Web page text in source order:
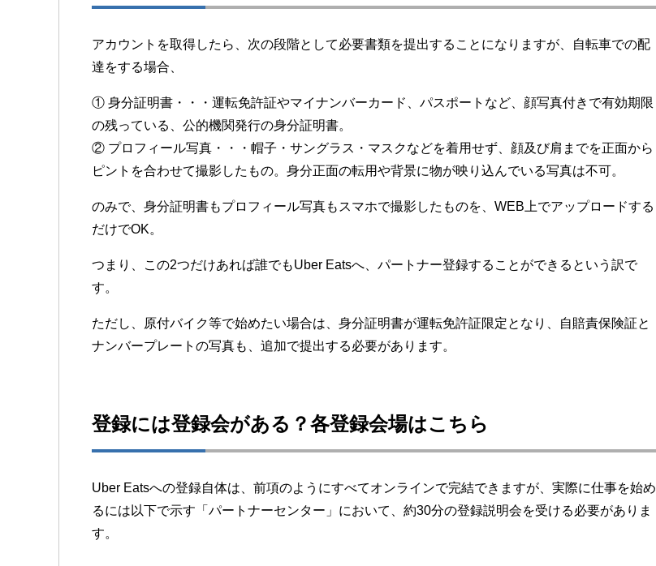
アカウントを取得したら、次の段階として必要書類を提出することになりますが、自転車での配
達をする場合、
① 身分証明書・・・運転免許証やマイナンバーカード、パスポートなど、顔写真付きで有効期限
の残っている、公的機関発行の身分証明書。
② プロフィール写真・・・帽子・サングラス・マスクなどを着用せず、顔及び肩までを正面から
ピントを合わせて撮影したもの。身分正面の転用や背景に物が映り込んでいる写真は不可。
のみで、身分証明書もプロフィール写真もスマホで撮影したものを、WEB上でアップロードする
だけでOK。
つまり、この2つだけあれば誰でもUber Eatsへ、パートナー登録することができるという訳で
す。
ただし、原付バイク等で始めたい場合は、身分証明書が運転免許証限定となり、自賠責保険証と
ナンバープレートの写真も、追加で提出する必要があります。
登録には登録会がある？各登録会場はこちら
Uber Eatsへの登録自体は、前項のようにすべてオンラインで完結できますが、実際に仕事を始め
るには以下で示す「パートナーセンター」において、約30分の登録説明会を受ける必要がありま
す。